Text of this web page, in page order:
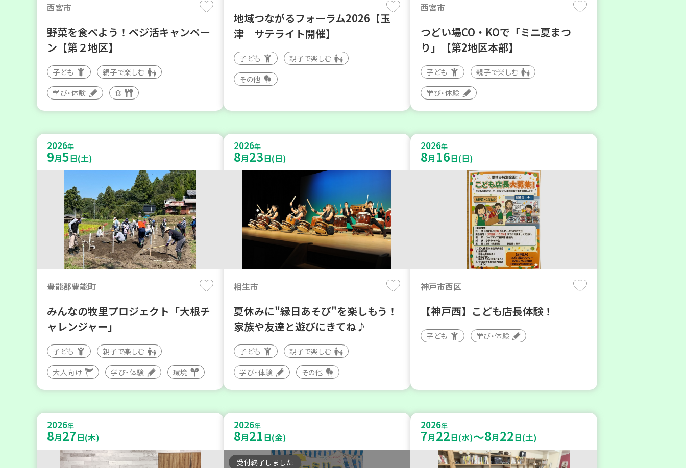
西宮市
野菜を食べよう！ベジ活キャンペー
ン【第２地区】
子ども 親子で楽しむ
学び・体験 食
地域つながるフォーラム2026【玉
津 サテライト開催】
子ども 親子で楽しむ
その他
西宮市
つどい場CO・KOで「ミニ夏まつ
り」【第2地区本部】
子ども 親子で楽しむ
学び・体験
2026年
9月5日(土)
豊能郡豊能町
みんなの牧里プロジェクト「大根チ
ャレンジャー」
子ども 親子で楽しむ
大人向け 学び・体験 環境
2026年
8月23日(日)
相生市
夏休みに"縁日あそび"を楽しもう！
家族や友達と遊びにきてね♪
子ども 親子で楽しむ
学び・体験 その他
2026年
8月 16日(日)
神戸市西区
【神戸西】こども店長体験！
子ども 学び・体験
2026年
8月27日(木)
2026年
8月21日(金)
受付終了しました
2026年
7月22日(水)～8月22日(土)